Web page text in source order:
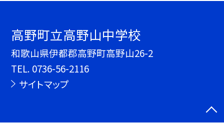
高野町立高野山中学校
和歌山県伊都郡高野町高野山26-2
TEL. 0736-56-2116
サイトマップ